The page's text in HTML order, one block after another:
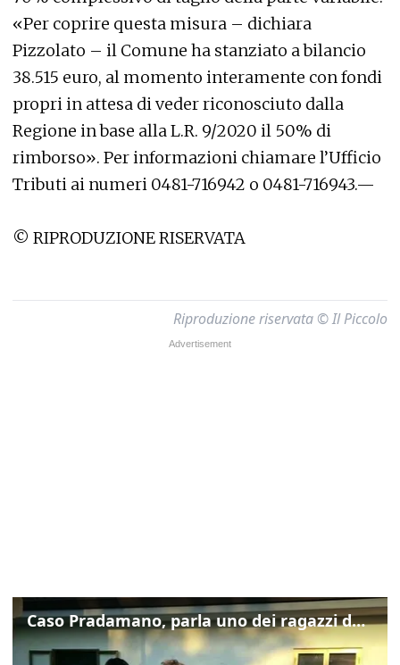
«Per coprire questa misura – dichiara
Pizzolato – il Comune ha stanziato a bilancio
38.515 euro, al momento interamente con fondi
propri in attesa di veder riconosciuto dalla
Regione in base alla L.R. 9/2020 il 50% di
rimborso». Per informazioni chiamare l’Ufficio
Tributi ai numeri 0481-716942 o 0481-716943.—
© RIPRODUZIONE RISERVATA
Riproduzione riservata © Il Piccolo
Caso Pradamano, parla uno dei ragazzi denunciati per la limonata: "Volevo anche aiutare i miei"